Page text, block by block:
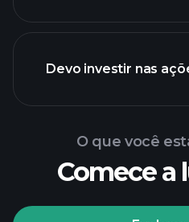
ZS3A
Devo investir nas
O que você
Comece a